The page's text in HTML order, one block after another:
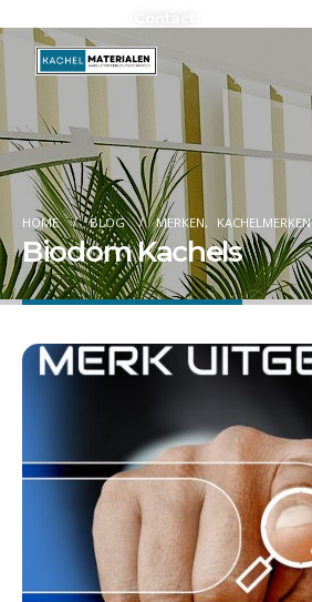
HOME BLOG MERKEN, KACHELMERKEN
Biodom Kachels